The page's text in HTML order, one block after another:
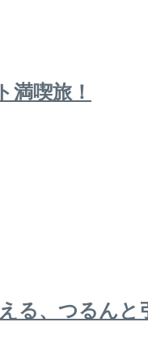
満喫旅！
る、つるんと